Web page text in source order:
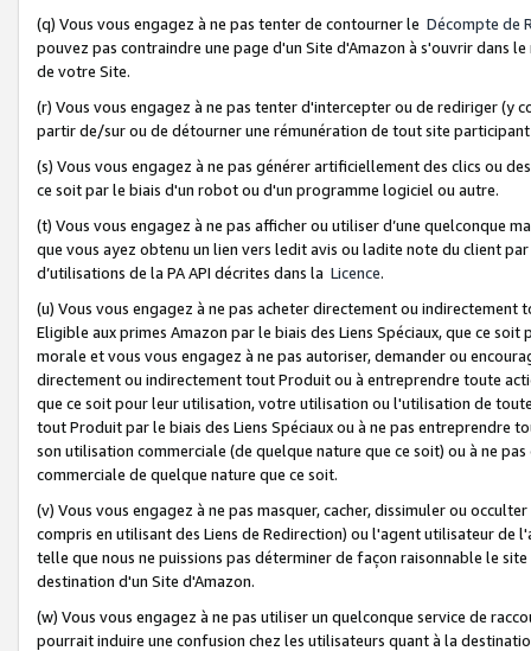
(q) Vous vous engagez à ne pas tenter de contourner le Décompte de
pouvez pas contraindre une page d'un Site d'Amazon à s'ouvrir dans
de votre Site.
(r) Vous vous engagez à ne pas tenter d'intercepter ou de rediriger
partir de/sur ou de détourner une rémunération de tout site
(s) Vous vous engagez à ne pas générer artificiellement des clics ou
ce soit par le biais d'un robot ou d'un programme logiciel ou autre.
(t) Vous vous engagez à ne pas afficher ou utiliser d’une quelconque
que vous ayez obtenu un lien vers ledit avis ou ladite note du client
d’utilisations de la PA API décrites dans la Licence.
(u) Vous vous engagez à ne pas acheter directement ou
Eligible aux primes Amazon par le biais des Liens Spéciaux, que ce
morale et vous vous engagez à ne pas autoriser, demander ou
directement ou indirectement tout Produit ou à entreprendre toute
que ce soit pour leur utilisation, votre utilisation ou l'utilisation de
tout Produit par le biais des Liens Spéciaux ou à ne pas entreprendre
son utilisation commerciale (de quelque nature que ce soit) ou à ne
commerciale de quelque nature que ce soit.
(v) Vous vous engagez à ne pas masquer, cacher, dissimuler ou
compris en utilisant des Liens de Redirection) ou l'agent utilisateur
telle que nous ne puissions pas déterminer de façon raisonnable le
destination d'un Site d'Amazon.
(w) Vous vous engagez à ne pas utiliser un quelconque service de
pourrait induire une confusion chez les utilisateurs quant à la